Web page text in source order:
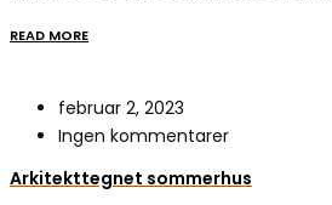
READ MORE
februar 2, 2023
Ingen kommentarer
Arkitekttegnet sommerhus